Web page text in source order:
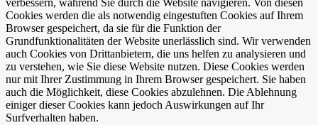
verbessern, während Sie durch die Website navigieren. Von diesen
Cookies werden die als notwendig eingestuften Cookies auf Ihrem
Browser gespeichert, da sie für die Funktion der
Grundfunktionalitäten der Website unerlässlich sind. Wir verwenden
auch Cookies von Drittanbietern, die uns helfen zu analysieren und
zu verstehen, wie Sie diese Website nutzen. Diese Cookies werden
nur mit Ihrer Zustimmung in Ihrem Browser gespeichert. Sie haben
auch die Möglichkeit, diese Cookies abzulehnen. Die Ablehnung
einiger dieser Cookies kann jedoch Auswirkungen auf Ihr
Surfverhalten haben.